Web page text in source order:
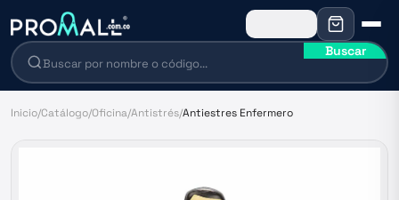
Buscar
Inicio/Catálogo/Oficina/Antistrés/Antiestres Enfermero